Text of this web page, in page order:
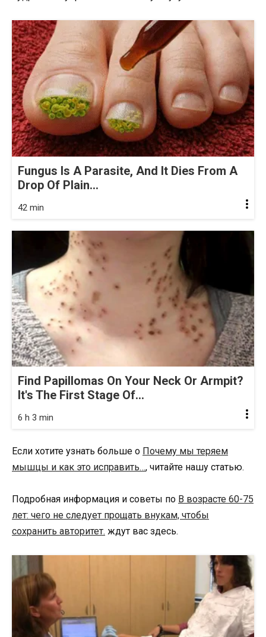
Fungus Is A Parasite, And It Dies From A
Drop Of Plain...
42 min
Find Papillomas On Your Neck Or Armpit?
It's The First Stage Of...
6 h 3 min
Если хотите узнать больше о Почему мы теряем
мышцы и как это исправить…, читайте нашу статью.
Подробная информация и советы по В возрасте 60-75
лет: чего не следует прощать внукам, чтобы
сохранить авторитет. ждут вас здесь.